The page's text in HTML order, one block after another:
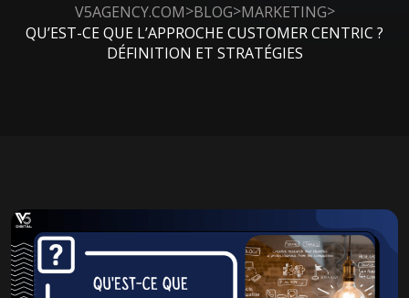
V5AGENCY.COM>BLOG>MARKETING>
QU’EST-CE QUE L’APPROCHE CUSTOMER CENTRIC ?
DÉFINITION ET STRATÉGIES